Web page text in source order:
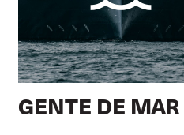
GENTE DE MAR